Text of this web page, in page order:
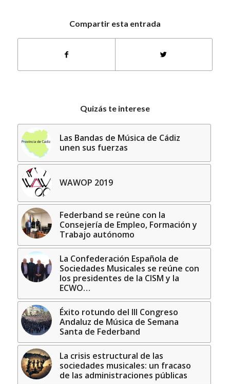
Compartir esta entrada
Quizás te interese
Las Bandas de Música de Cádiz
unen sus fuerzas
WAWOP 2019
Federband se reúne con la
Consejería de Empleo, Formación y
Trabajo autónomo
La Confederación Española de
Sociedades Musicales se reúne con
los presidentes de la CISM y la
ECWO…
Éxito rotundo del III Congreso
Andaluz de Música de Semana
Santa de Federband
La crisis estructural de las
sociedades musicales: un fracaso
de las administraciones públicas